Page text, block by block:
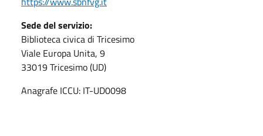
Sede del servizio:
Biblioteca civica di Tricesimo
Viale Europa Unita, 9
33019 Tricesimo (UD)
Anagrafe ICCU: IT-UD0098